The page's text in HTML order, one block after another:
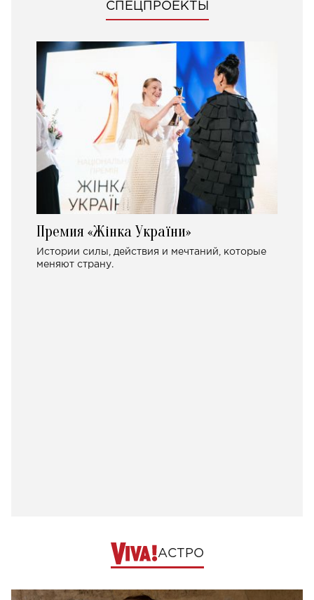
СПЕЦПРОЕКТЫ
Премия «Жінка України»
Истории силы, действия и мечтаний, которые
меняют страну.
АСТРО